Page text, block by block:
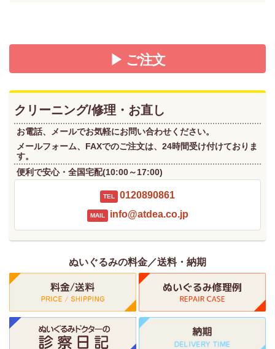
▶ ご注文
クリーニング/修理・お直し
お電話、メールでお気軽にお問い合わせください。
メールフォーム、FAXでのご注文は、24時間受け付けておりま
す。
便利で安心・全国宅配(10:00～17:00)
TEL 0120890861
MAIL info@atdea.co.jp
ぬいぐるみの料金／送料・納期